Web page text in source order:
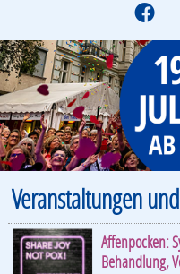
f
Veranstaltungen
Affenpocken:
Behandlung,